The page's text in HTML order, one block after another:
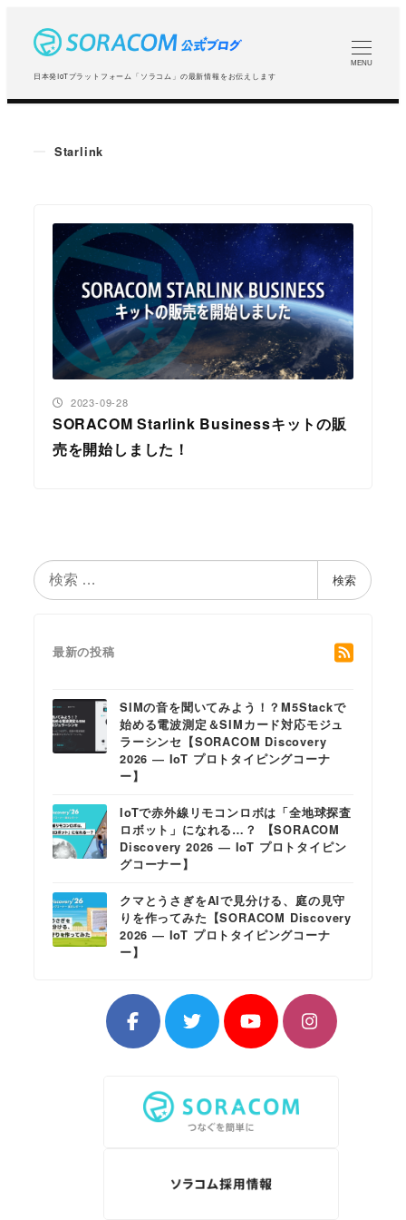
コ
日本発IoTプラットフォーム「ソラコム」の最新情報をお伝えします
MENU
Starlink
SORACOM Starlink Businessキットの販
売を開始しました！
投稿日
2023-09-28
検
索
検索
最新の投稿
SIMの音を聞いてみよう！？M5Stackで
始める電波測定＆SIMカード対応モジュ
ラーシンセ【SORACOM Discovery
2026 ― IoT プロトタイピングコーナ
ー】
IoTで赤外線リモコンロボは「全地球探査
ロボット」になれる…？ 【SORACOM
Discovery 2026 ― IoT プロトタイピン
グコーナー】
クマとうさぎをAIで見分ける、庭の見守
りを作ってみた【SORACOM Discovery
2026 ― IoT プロトタイピングコーナ
ー】